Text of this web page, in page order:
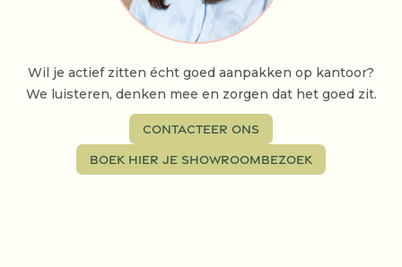
Wil je actief zitten écht goed aanpakken op kantoor?
We luisteren, denken mee en zorgen dat het goed zit.
Contacteer ons
Boek hier je showroombezoek